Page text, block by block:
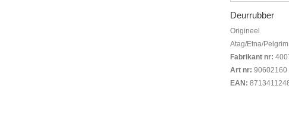
Deurrubber
Origineel
Atag/Etna/Pelgrim
Fabrikant nr:
Art nr: 90602160
EAN: